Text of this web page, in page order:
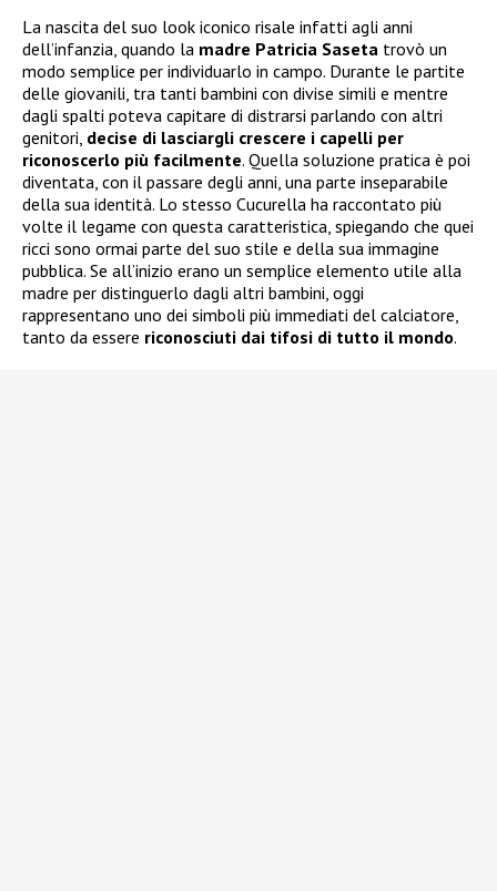
La nascita del suo look iconico risale infatti agli anni
dell’infanzia, quando la madre Patricia Saseta trovò un
modo semplice per individuarlo in campo. Durante le partite
delle giovanili, tra tanti bambini con divise simili e mentre
dagli spalti poteva capitare di distrarsi parlando con altri
genitori, decise di lasciargli crescere i capelli per
riconoscerlo più facilmente. Quella soluzione pratica è poi
diventata, con il passare degli anni, una parte inseparabile
della sua identità. Lo stesso Cucurella ha raccontato più
volte il legame con questa caratteristica, spiegando che quei
ricci sono ormai parte del suo stile e della sua immagine
pubblica. Se all’inizio erano un semplice elemento utile alla
madre per distinguerlo dagli altri bambini, oggi
rappresentano uno dei simboli più immediati del calciatore,
tanto da essere riconosciuti dai tifosi di tutto il mondo.